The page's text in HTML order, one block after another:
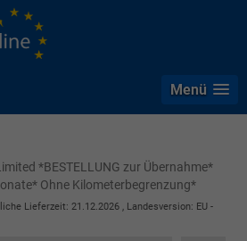
Menü
*BESTELLUNG zur Übernahme*
Ohne Kilometerbegrenzung*
Lieferzeit: 21.12.2026 , Landesversion: EU -